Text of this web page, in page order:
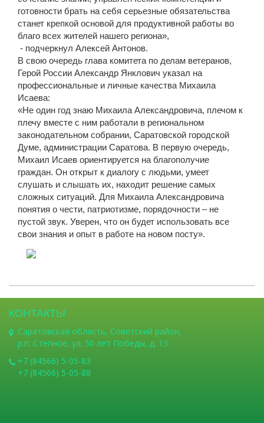
готовности брать на себя серьезные обязательства
станет крепкой основой для продуктивной работы во
благо всех жителей нашего региона»,
- подчеркнул Алексей Антонов.
В свою очередь глава комитета по делам ветеранов,
Герой России Александр Янклович указал на
профессиональные и личные качества Михаила
Исаева:
«Не один год знаю Михаила Александровича, плечом к
плечу вместе с ним работали в региональном
законодательном собрании, Саратовской городской
Думе, администрации Саратова. В первую очередь,
Михаил Исаев ориентируется на благополучие
граждан. Он открыт к диалогу с людьми, умеет
слушать и слышать их, находит решение самых
сложных ситуаций. Для Михаила Александровича
понятия о чести, патриотизме, порядочности – не
пустой звук. Уверен, что он будет использовать все
свои знания и опыт в работе на новом посту».
КОНТАКТЫ
Саратовская область, Советский район,
р.п. Степное, ул. 50 лет Победы, д. 13
+7 (84566) 5-05-83
+7 (84566) 5-05-88